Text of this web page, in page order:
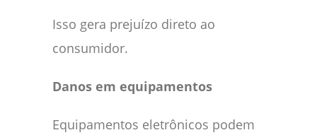
Isso gera prejuízo direto ao
consumidor.
Danos em equipamentos
Equipamentos eletrônicos podem